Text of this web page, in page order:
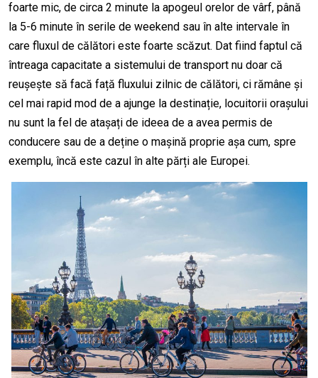
foarte mic, de circa 2 minute la apogeul orelor de vârf, până
la 5-6 minute în serile de weekend sau în alte intervale în
care fluxul de călători este foarte scăzut. Dat fiind faptul că
întreaga capacitate a sistemului de transport nu doar că
reușește să facă față fluxului zilnic de călători, ci rămâne și
cel mai rapid mod de a ajunge la destinație, locuitorii orașului
nu sunt la fel de atașați de ideea de a avea permis de
conducere sau de a deține o mașină proprie așa cum, spre
exemplu, încă este cazul în alte părți ale Europei.